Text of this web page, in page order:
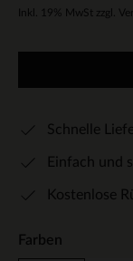
Inkl. 19% MwSt zzgl.
Schnelle
Einfach und
Kostenlose
Farben